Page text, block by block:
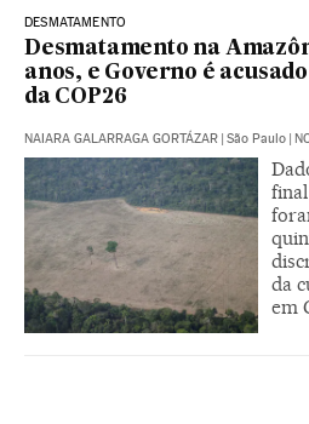
DESMATAMENTO
Desmatamento na
anos, e Governo é
da COP26
NAIARA GALARRAGA GORTÁZAR São Paulo
da
em